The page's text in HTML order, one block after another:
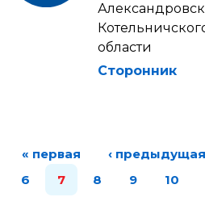
области
Сторонник
« первая ‹ предыдущая
6
7 8 9 10